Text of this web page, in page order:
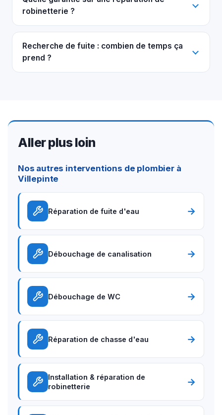
robinetterie ?
Recherche de fuite : combien de temps ça
prend ?
Aller plus loin
Nos autres interventions de plombier à
Villepinte
Réparation de fuite d'eau →
Débouchage de canalisation →
Débouchage de WC →
Réparation de chasse d'eau →
Installation & réparation de
robinetterie
→